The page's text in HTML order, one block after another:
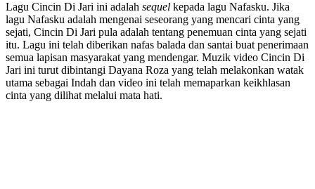
Lagu Cincin Di Jari ini adalah sequel kepada lagu Nafasku. Jika
lagu Nafasku adalah mengenai seseorang yang mencari cinta yang
sejati, Cincin Di Jari pula adalah tentang penemuan cinta yang sejati
itu. Lagu ini telah diberikan nafas balada dan santai buat penerimaan
semua lapisan masyarakat yang mendengar. Muzik video Cincin Di
Jari ini turut dibintangi Dayana Roza yang telah melakonkan watak
utama sebagai Indah dan video ini telah memaparkan keikhlasan
cinta yang dilihat melalui mata hati.